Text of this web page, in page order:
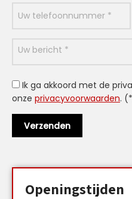
Ik ga akkoord met de
onze privacyvoorwaarden.
Openingstijden